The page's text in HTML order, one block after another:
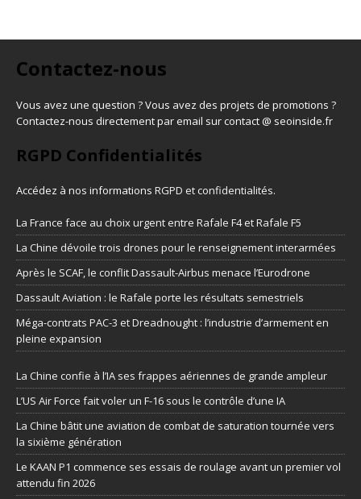
Contactez-nous
Vous avez une question ? Vous avez des projets de promotions ?
Contactez-nous directement par email sur contact @ seoinside.fr
RGPD Confidentialités
Accédez à nos informations RGPD et confidentialités.
La France face au choix urgent entre Rafale F4 et Rafale F5
La Chine dévoile trois drones pour le renseignement interarmées
Après le SCAF, le conflit Dassault-Airbus menace l’Eurodrone
Dassault Aviation : le Rafale porte les résultats semestriels
Méga-contrats PAC-3 et Dreadnought : l’industrie d’armement en
pleine expansion
La Chine confie à l’IA ses frappes aériennes de grande ampleur
L’US Air Force fait voler un F-16 sous le contrôle d’une IA
La Chine bâtit une aviation de combat de saturation tournée vers
la sixième génération
Le KAAN P1 commence ses essais de roulage avant un premier vol
attendu fin 2026